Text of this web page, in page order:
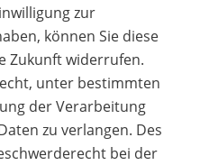
zur
können Sie diese
Zukunft widerrufen.
unter bestimmten
der Verarbeitung
zu verlangen. Des
bei der